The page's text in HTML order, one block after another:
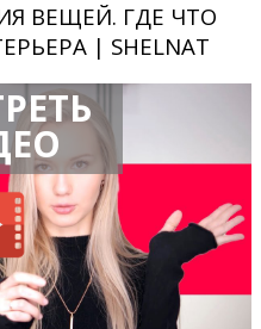
ВЕЩЕЙ. ГДЕ ЧТО
| SHELNAT